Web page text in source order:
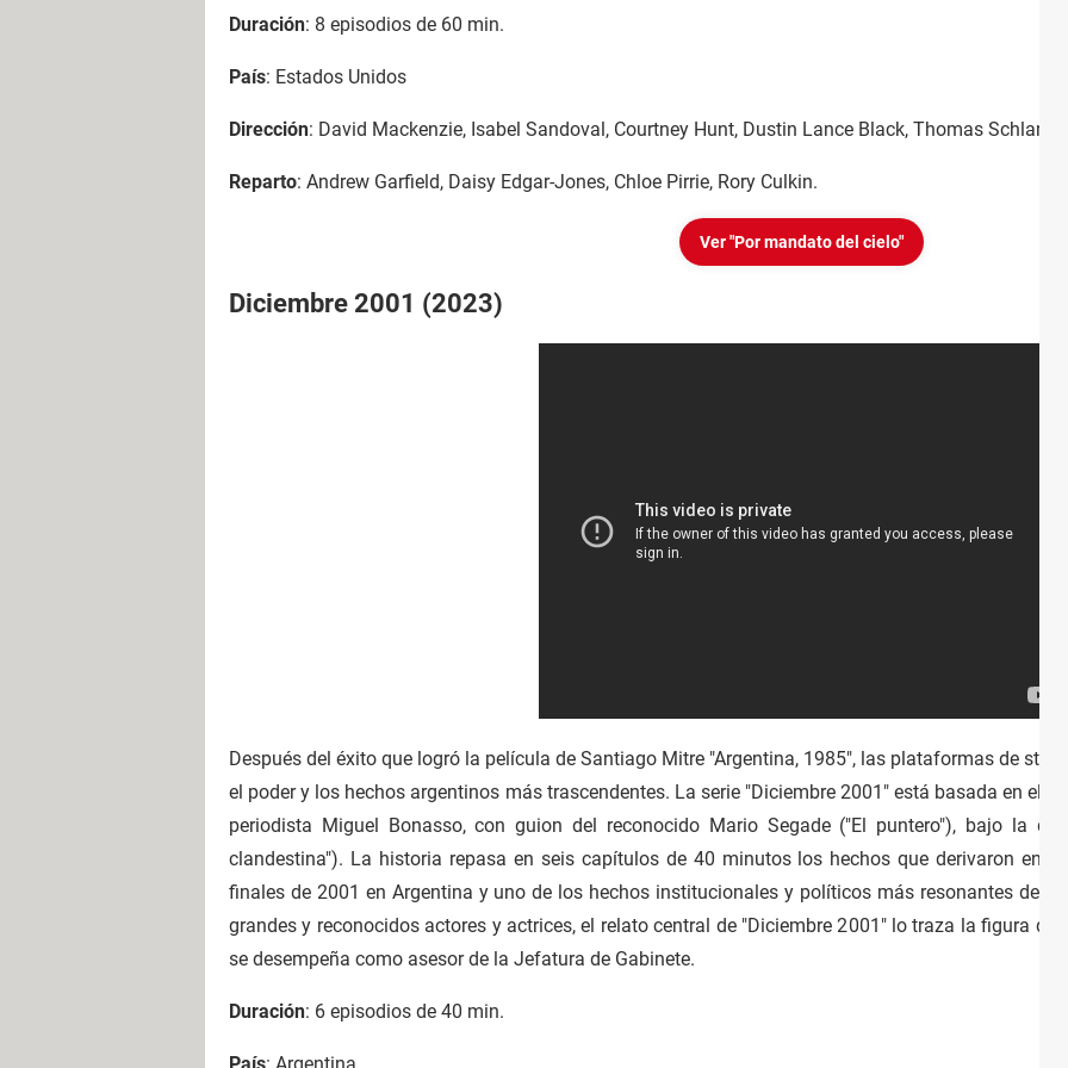
Duración: 8 episodios de 60 min.
País: Estados Unidos
Dirección: David Mackenzie, Isabel Sandoval, Courtney Hunt, Dustin Lance Black, Thomas
Reparto: Andrew Garfield, Daisy Edgar-Jones, Chloe Pirrie, Rory Culkin.
Ver "Por mandato del cielo"
Diciembre 2001 (2023)
Después del éxito que logró la película de Santiago Mitre "Argentina, 1985″, las plataformas de
el poder y los hechos argentinos más trascendentes. La serie "Diciembre 2001″ está basada en el
periodista Miguel Bonasso, con guion del reconocido Mario Segade ("El puntero"), bajo la
clandestina"). La historia repasa en seis capítulos de 40 minutos los hechos que derivaron en
finales de 2001 en Argentina y uno de los hechos institucionales y políticos más resonantes de
grandes y reconocidos actores y actrices, el relato central de "Diciembre 2001″ lo traza la figura
se desempeña como asesor de la Jefatura de Gabinete.
Duración: 6 episodios de 40 min.
País: Argentina.